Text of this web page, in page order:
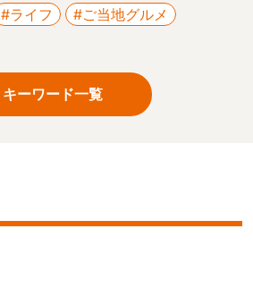
#ライフ
#ご当地グルメ
キーワード一覧